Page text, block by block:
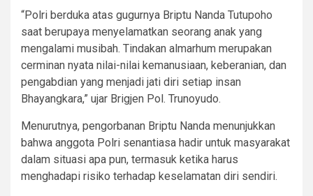
“Polri berduka atas gugurnya Briptu Nanda Tutupoho
saat berupaya menyelamatkan seorang anak yang
mengalami musibah. Tindakan almarhum merupakan
cerminan nyata nilai-nilai kemanusiaan, keberanian, dan
pengabdian yang menjadi jati diri setiap insan
Bhayangkara,” ujar Brigjen Pol. Trunoyudo.
Menurutnya, pengorbanan Briptu Nanda menunjukkan
bahwa anggota Polri senantiasa hadir untuk masyarakat
dalam situasi apa pun, termasuk ketika harus
menghadapi risiko terhadap keselamatan diri sendiri.